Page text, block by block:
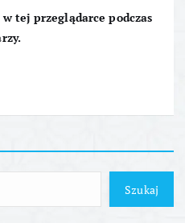
tej przeglądarce podczas
Szukaj